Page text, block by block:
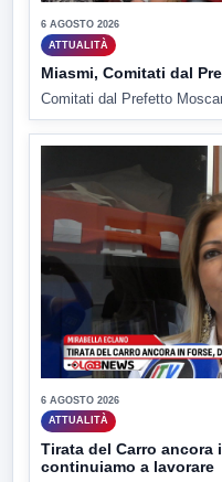
6 AGOSTO 2026
ATTUALITÀ
Miasmi, Comitati dal
Comitati dal Prefetto
6 AGOSTO 2026
ATTUALITÀ
Tirata del Carro ancora
continuiamo a lavorare